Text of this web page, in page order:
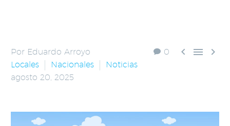
0   
Por Eduardo Arroyo
Locales
Nacionales
Noticias
agosto 20, 2025